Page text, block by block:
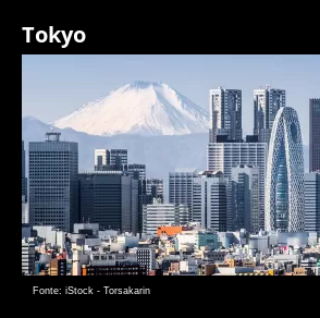
Tokyo
Fonte: iStock - Torsakarin